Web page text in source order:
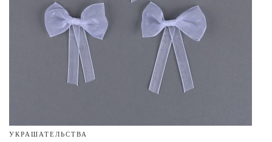
УКРАШАТЕЛЬСТВА